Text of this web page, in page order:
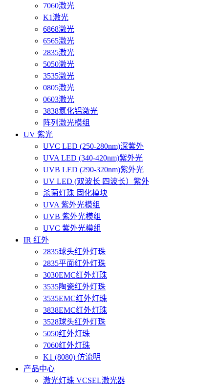
7060激光
K1激光
6868激光
6565激光
2835激光
5050激光
3535激光
0805激光
0603激光
3838氮化铝激光
阵列激光模组
UV 紫光
UVC LED (250-280nm)深紫外
UVA LED (340-420nm)紫外光
UVB LED (290-320nm)紫外光
UV LED (双波长 四波长）紫外
杀菌灯珠 固化模块
UVA 紫外光模组
UVB 紫外光模组
UVC 紫外光模组
IR 红外
2835球头红外灯珠
2835平面红外灯珠
3030EMC红外灯珠
3535陶瓷红外灯珠
3535EMC红外灯珠
3838EMC红外灯珠
3528球头红外灯珠
5050红外灯珠
7060红外灯珠
K1 (8080) 仿流明
产品中心
激光灯珠 VCSEL激光器